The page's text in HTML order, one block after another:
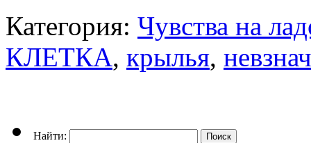
Категория: Чувства на
КЛЕТКА, крылья,
Найти: